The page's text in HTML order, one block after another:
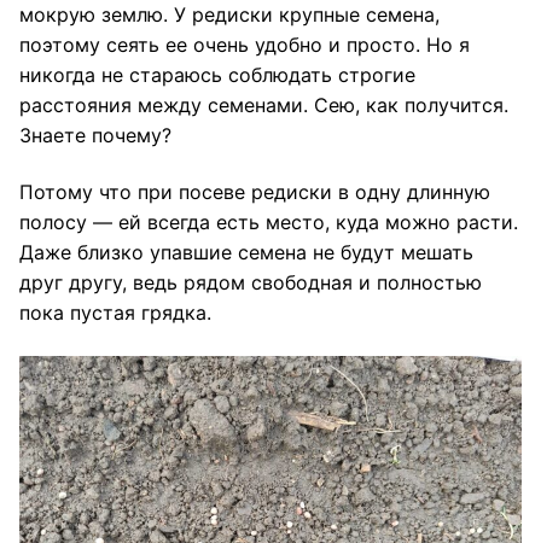
мокрую землю. У редиски крупные семена,
поэтому сеять ее очень удобно и просто. Но я
никогда не стараюсь соблюдать строгие
расстояния между семенами. Сею, как получится.
Знаете почему?
Потому что при посеве редиски в одну длинную
полосу — ей всегда есть место, куда можно расти.
Даже близко упавшие семена не будут мешать
друг другу, ведь рядом свободная и полностью
пока пустая грядка.